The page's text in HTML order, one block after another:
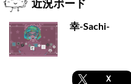
近況ボード
幸-Sachi-
X